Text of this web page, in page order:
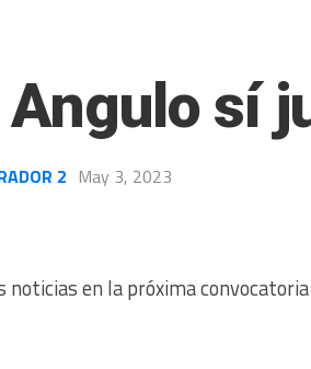
sí
2 May 3, 2023
noticias en la próxima